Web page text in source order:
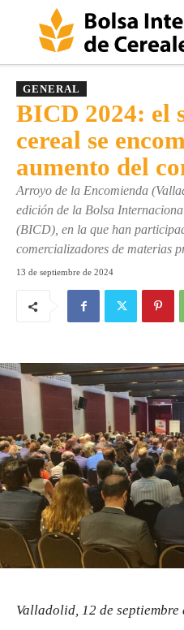
GENERAL
BICD 2024: el
cereal se
aumento del
Arroyo de la Encomienda
edición de la Bolsa
(BICD), en la que han
comercializadores de materias
13 de septiembre de 2024
Valladolid, 12 de septiembre